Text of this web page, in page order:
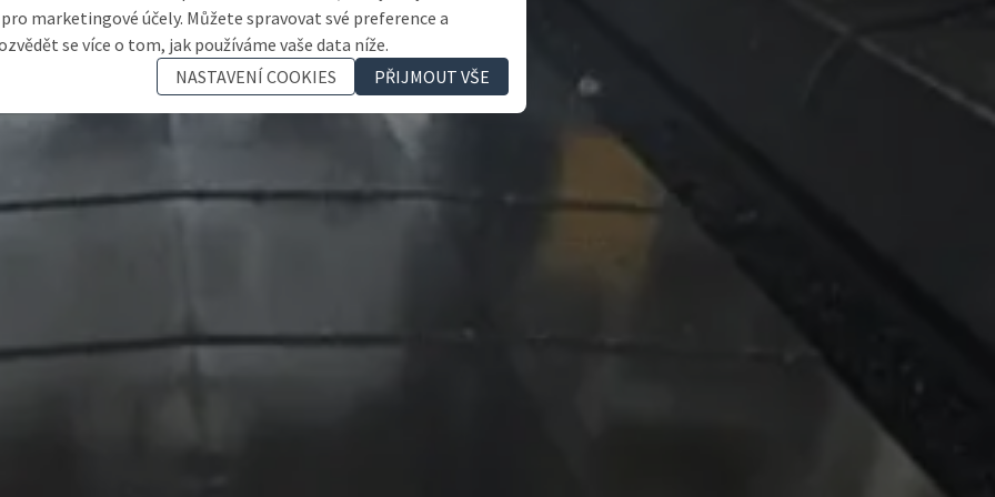
marketingové účely. Můžete spravovat své preference a
se více o tom, jak používáme vaše data níže.
NASTAVENÍ COOKIES
PŘIJMOUT VŠE